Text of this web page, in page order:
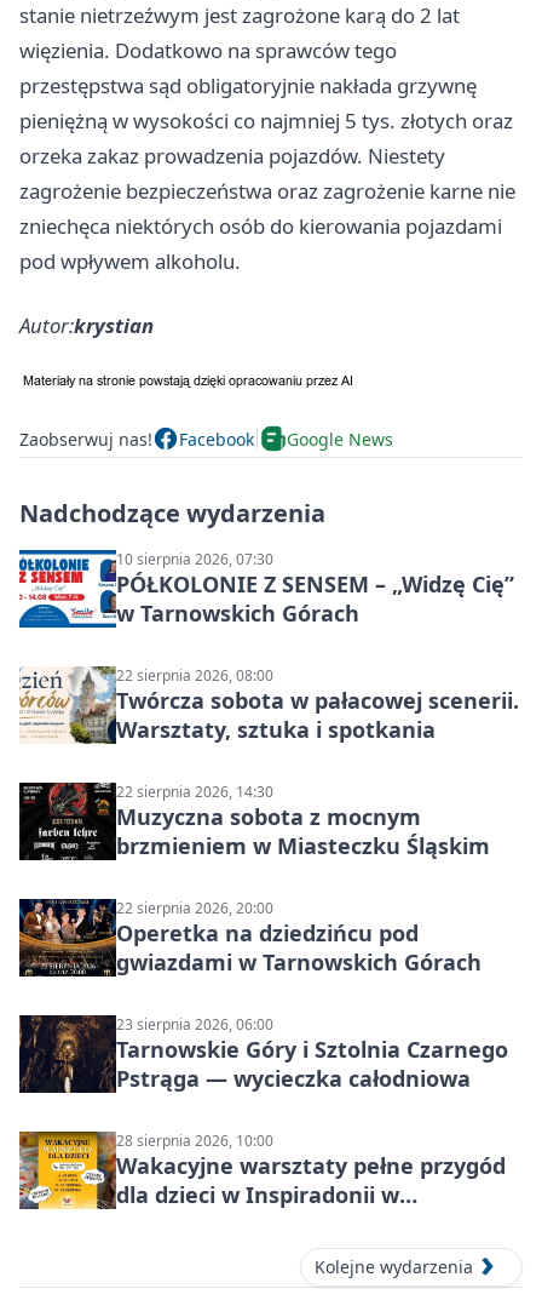
stanie nietrzeźwym jest zagrożone karą do 2 lat
więzienia. Dodatkowo na sprawców tego
przestępstwa sąd obligatoryjnie nakłada grzywnę
pieniężną w wysokości co najmniej 5 tys. złotych oraz
orzeka zakaz prowadzenia pojazdów. Niestety
zagrożenie bezpieczeństwa oraz zagrożenie karne nie
zniechęca niektórych osób do kierowania pojazdami
pod wpływem alkoholu.
Autor:krystian
Zaobserwuj nas! Facebook Google News
Nadchodzące wydarzenia
10 sierpnia 2026, 07:30
PÓŁKOLONIE Z SENSEM – „Widzę Cię”
w Tarnowskich Górach
22 sierpnia 2026, 08:00
Twórcza sobota w pałacowej scenerii.
Warsztaty, sztuka i spotkania
22 sierpnia 2026, 14:30
Muzyczna sobota z mocnym
brzmieniem w Miasteczku Śląskim
22 sierpnia 2026, 20:00
Operetka na dziedzińcu pod
gwiazdami w Tarnowskich Górach
23 sierpnia 2026, 06:00
Tarnowskie Góry i Sztolnia Czarnego
Pstrąga — wycieczka całodniowa
28 sierpnia 2026, 10:00
Wakacyjne warsztaty pełne przygód
dla dzieci w Inspiradonii w
Kolejne wydarzenia